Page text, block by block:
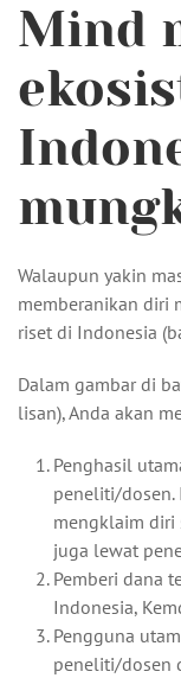
Mind
Walaupun yakin
memberanikan diri
riset di Indonesia
Dalam gambar di
lisan), Anda akan
Penghasil
peneliti/dosen.
mengklaim diri
juga lewat
Pemberi dana
Indonesia,
Pengguna
peneliti/dosen